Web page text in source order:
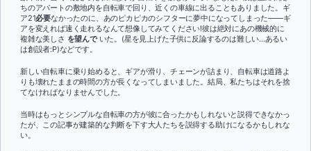
ちのアパートの敷地内を自転車で回り、近くの車線に出ることもありました。ギ
ア21必要なかったのに、あのピカピカのシフターに夢中になってしまった――ギ
アを変えれば速く走れるなんて想像してみてください!彼は絶対にあの機械的に
複雑な美しさ を望んでいた。(星を見上げた子供に反論するのは難しい...あるい
は創設者:P)などです。
新しい自転車に乗り始めると、ギアが滑り、チェーンが詰まり、自転車は道路よ
りも壊れたままの時間の方が長くなってしまいました。結局、私たちはそれを捨
てなければなりませんでした。
当時はもっとシンプルな自転車の方が彼に合ったかもしれないと説得できなかっ
たが、この記事が建築的な判断を下す大人たちを説得する助けになるかもしれな
い。